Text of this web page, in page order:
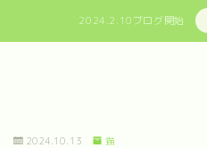
2024.2.10ブログ開始
2024.10.13 猫